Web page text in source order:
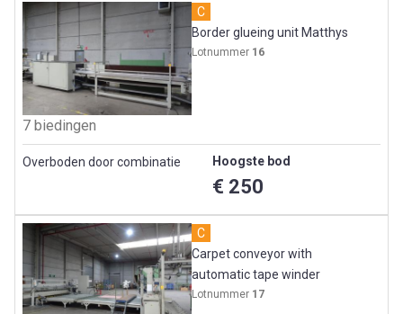
C
Border glueing unit Matthys
Lotnummer 16
7 biedingen
Overboden door combinatie Hoogste bod
€ 250
C
Carpet conveyor with
automatic tape winder
Lotnummer 17